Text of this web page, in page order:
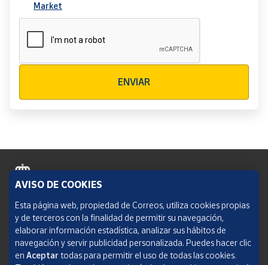
Market
ENVIAR
Política de cookies
Aviso legal
Condiciones del servicio
AVISO DE COOKIES
Esta página web, propiedad de Correos, utiliza cookies propias
y de terceros con la finalidad de permitir su navegación,
elaborar información estadística, analizar sus hábitos de
navegación y servir publicidad personalizada. Puedes hacer clic
en Aceptar todas para permitir el uso de todas las cookies.